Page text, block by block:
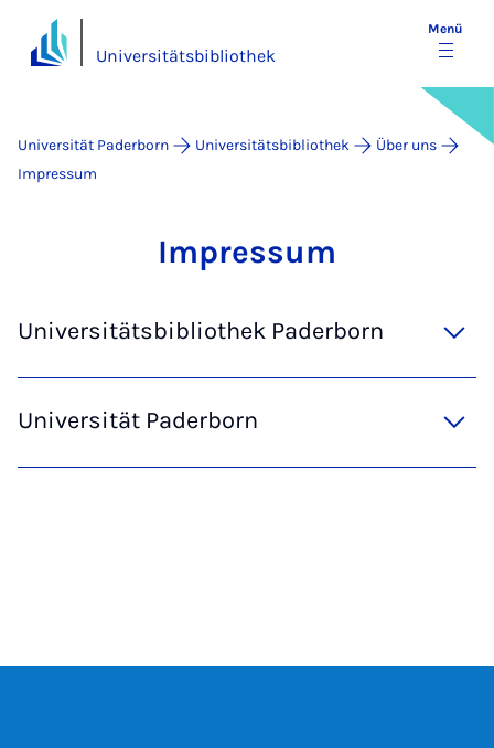
Universitätsbibliothek
Menü
Universität Paderborn Universitätsbibliothek
Über uns
Impressum
Im­pres­s­um
Universitätsbibliothek Paderborn
Universität Paderborn